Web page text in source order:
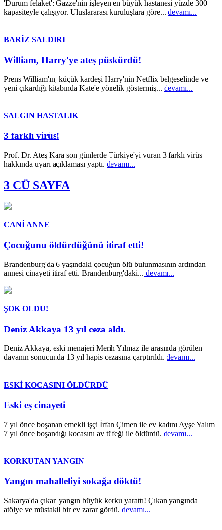
'Durum felaket': Gazze'nin işleyen en büyük hastanesi yüzde 300
kapasiteyle çalışıyor. Uluslararası kuruluşlara göre... devamı...
BARİZ SALDIRI
William, Harry'ye ateş püskürdü!
Prens William'ın, küçük kardeşi Harry'nin Netflix belgeselinde ve
yeni çıkardığı kitabında Kate'e yönelik göstermiş... devamı...
SALGIN HASTALIK
3 farklı virüs!
Prof. Dr. Ateş Kara son günlerde Türkiye'yi vuran 3 farklı virüs
hakkında uyarı açıklaması yaptı. devamı...
3 CÜ SAYFA
CANİ ANNE
Çocuğunu öldürdüğünü itiraf etti!
Brandenburg'da 6 yaşındaki çocuğun ölü bulunmasının ardından
annesi cinayeti itiraf etti. Brandenburg'daki... devamı...
ŞOK OLDU!
Deniz Akkaya 13 yıl ceza aldı.
Deniz Akkaya, eski menajeri Merih Yılmaz ile arasında görülen
davanın sonucunda 13 yıl hapis cezasına çarptırıldı. devamı...
ESKİ KOCASINI ÖLDÜRDÜ
Eski eş cinayeti
7 yıl önce boşanan emekli işçi İrfan Çimen ile ev kadını Ayşe Yalım
7 yıl önce boşandığı kocasını av tüfeği ile öldürdü. devamı...
KORKUTAN YANGIN
Yangın mahalleliyi sokağa döktü!
Sakarya'da çıkan yangın büyük korku yarattı! Çıkan yangında
atölye ve müstakil bir ev zarar gördü. devamı...